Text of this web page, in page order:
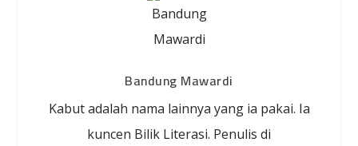
Bandung Mawardi
Kabut adalah nama lainnya yang ia pakai. Ia
kuncen Bilik Literasi. Penulis di